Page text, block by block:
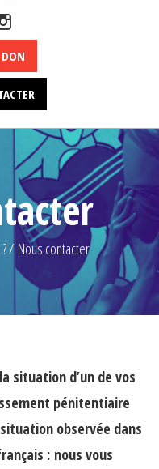
Nous contacter
situation d’un de vos
pénitentiaire
observée dans
: nous vous